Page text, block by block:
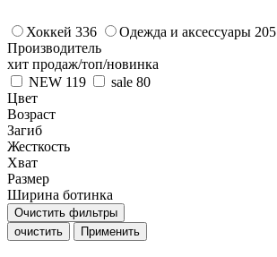
Хоккей 336 Одежда и аксессуары 205
Производитель
хит продаж/топ/новинка
NEW 119 sale 80
Цвет
Возраст
Загиб
Жесткость
Хват
Размер
Ширина ботинка
Очистить фильтры
очистить
Применить